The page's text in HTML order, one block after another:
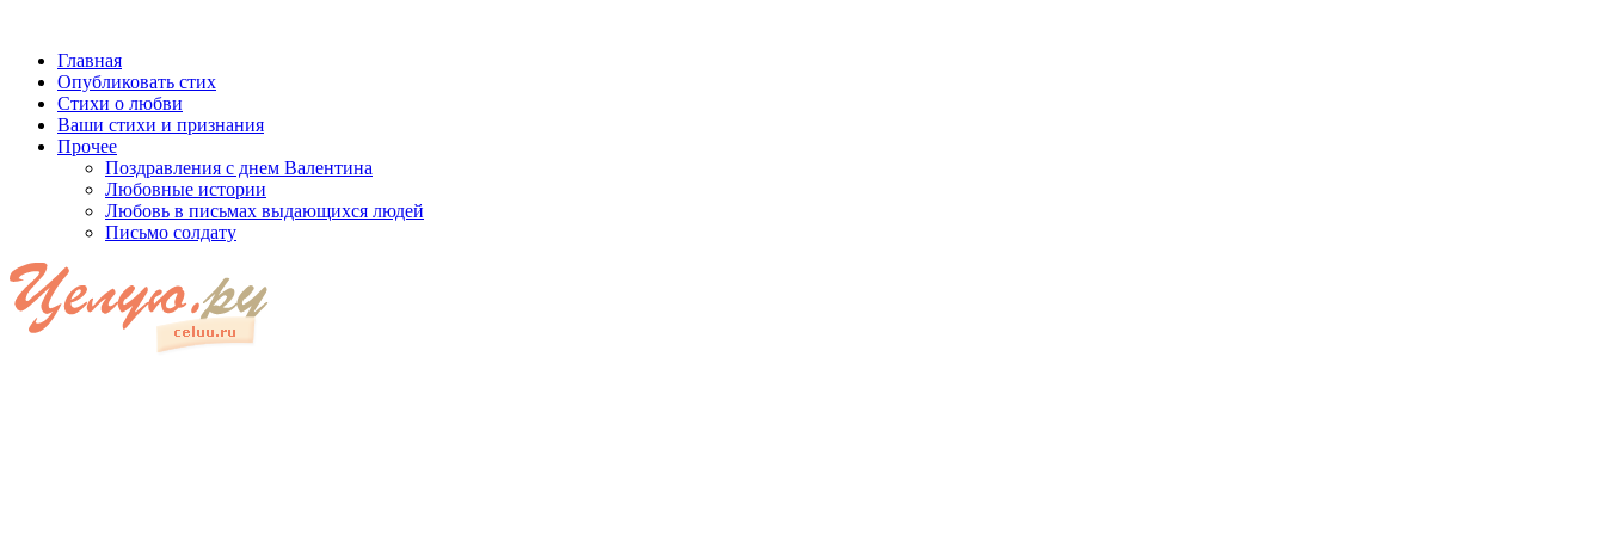
Главная
Опубликовать стих
Стихи о любви
Ваши стихи и признания
Прочее
Поздравления с днем Валентина
Любовные истории
Любовь в письмах выдающихся людей
Письмо солдату